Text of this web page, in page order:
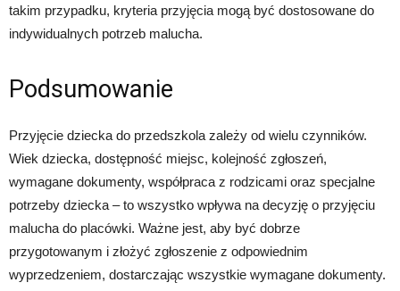
takim przypadku, kryteria przyjęcia mogą być dostosowane do
indywidualnych potrzeb malucha.
Podsumowanie
Przyjęcie dziecka do przedszkola zależy od wielu czynników.
Wiek dziecka, dostępność miejsc, kolejność zgłoszeń,
wymagane dokumenty, współpraca z rodzicami oraz specjalne
potrzeby dziecka – to wszystko wpływa na decyzję o przyjęciu
malucha do placówki. Ważne jest, aby być dobrze
przygotowanym i złożyć zgłoszenie z odpowiednim
wyprzedzeniem, dostarczając wszystkie wymagane dokumenty.